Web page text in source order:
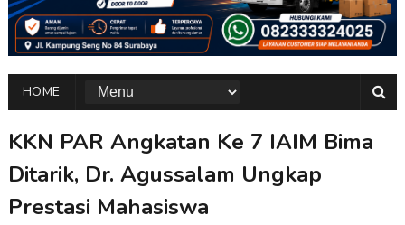
HOME
KKN PAR Angkatan Ke 7 IAIM Bima
Ditarik, Dr. Agussalam Ungkap
Prestasi Mahasiswa